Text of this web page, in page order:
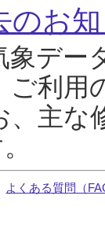
のお
デー
利用
、主な
よくある質問（